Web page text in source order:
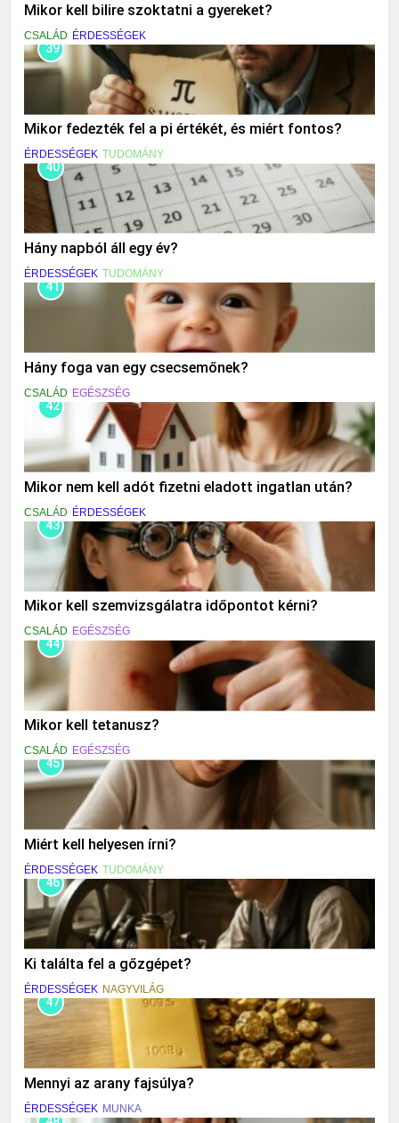
Mikor kell bilire szoktatni a gyereket?
CSALÁD ÉRDESSÉGEK
39
Mikor fedezték fel a pi értékét, és miért fontos?
ÉRDESSÉGEK TUDOMÁNY
40
Hány napból áll egy év?
ÉRDESSÉGEK TUDOMÁNY
41
Hány foga van egy csecsemőnek?
CSALÁD EGÉSZSÉG
42
Mikor nem kell adót fizetni eladott ingatlan után?
CSALÁD ÉRDESSÉGEK
43
Mikor kell szemvizsgálatra időpontot kérni?
CSALÁD EGÉSZSÉG
44
Mikor kell tetanusz?
CSALÁD EGÉSZSÉG
45
Miért kell helyesen írni?
ÉRDESSÉGEK TUDOMÁNY
46
Ki találta fel a gőzgépet?
ÉRDESSÉGEK NAGYVILÁG
47
Mennyi az arany fajsúlya?
ÉRDESSÉGEK MUNKA